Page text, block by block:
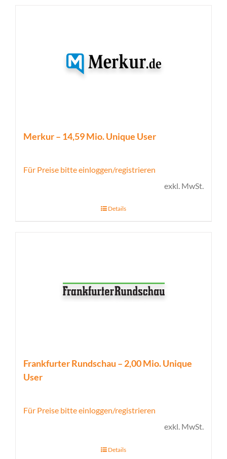
Merkur – 14,59 Mio. Unique User
Für Preise bitte einloggen/registrieren
exkl. MwSt.
Details
Frankfurter Rundschau – 2,00 Mio. Unique
User
Für Preise bitte einloggen/registrieren
exkl. MwSt.
Details